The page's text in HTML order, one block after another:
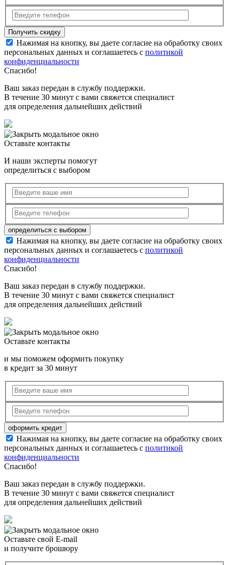
Нажимая на кнопку, вы даете согласие на обработку своих
персональных данных и соглашаетесь с политикой
конфиденциальности
Спасибо!
Ваш заказ передан в службу поддержки.
В течение 30 минут с вами свяжется специалист
для определения дальнейших действий
Оставьте контакты
И наши эксперты помогут
определиться с выбором
Нажимая на кнопку, вы даете согласие на обработку своих
персональных данных и соглашаетесь с политикой
конфиденциальности
Спасибо!
Ваш заказ передан в службу поддержки.
В течение 30 минут с вами свяжется специалист
для определения дальнейших действий
Оставьте контакты
и мы поможем оформить покупку
в кредит за 30 минут
Нажимая на кнопку, вы даете согласие на обработку своих
персональных данных и соглашаетесь с политикой
конфиденциальности
Спасибо!
Ваш заказ передан в службу поддержки.
В течение 30 минут с вами свяжется специалист
для определения дальнейших действий
Оставьте свой E-mail
и получите брошюру